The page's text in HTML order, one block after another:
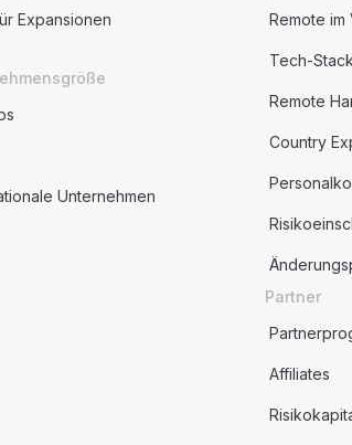
Expansionen
Unternehmen
Remote im
Tech-
Remote
Country
Partner
Affiliates